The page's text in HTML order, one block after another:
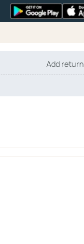
Add return